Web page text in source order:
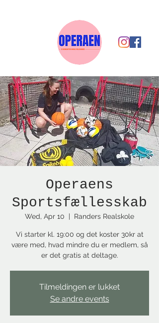
Operaens
Sportsfællesskab
Wed, Apr 10
  |
Randers Realskole
Vi starter kl. 19:00 og det koster 30kr at
være med, hvad mindre du er medlem, så
Tilmeldingen er lukket
Se andre events